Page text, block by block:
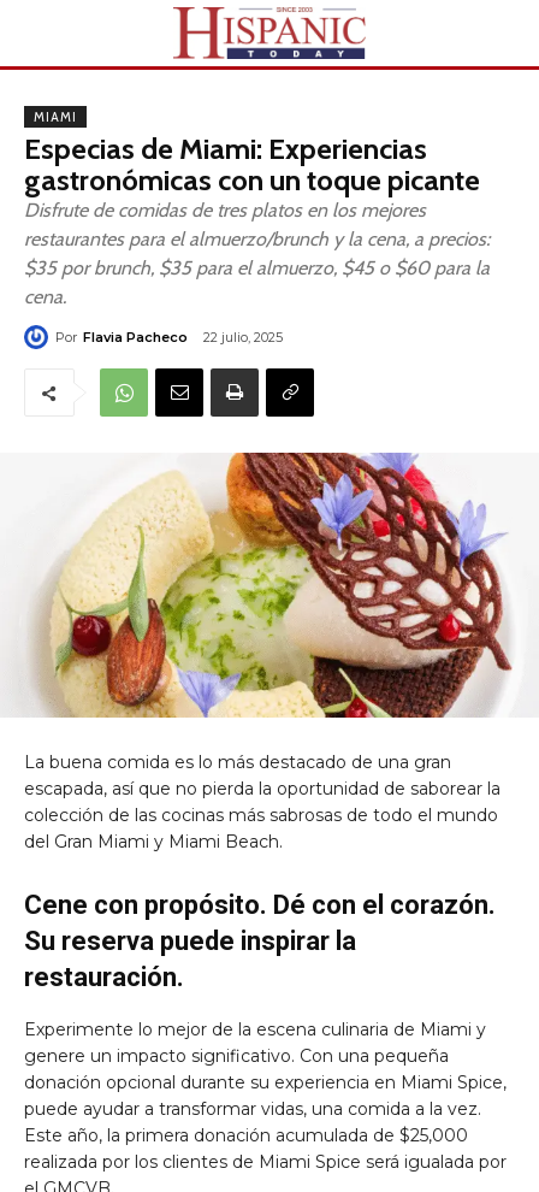
MIAMI
Especias de Miami: Experiencias
gastronómicas con un toque picante
Disfrute de comidas de tres platos en los mejores
restaurantes para el almuerzo/brunch y la cena, a precios:
$35 por brunch, $35 para el almuerzo, $45 o $60 para la
cena.
Por Flavia Pacheco 22 julio, 2025
La buena comida es lo más destacado de una gran
escapada, así que no pierda la oportunidad de saborear la
colección de las cocinas más sabrosas de todo el mundo
del Gran Miami y Miami Beach.
Cene con propósito. Dé con el corazón.
Su reserva puede inspirar la
restauración.
Experimente lo mejor de la escena culinaria de Miami y
genere un impacto significativo. Con una pequeña
donación opcional durante su experiencia en Miami Spice,
puede ayudar a transformar vidas, una comida a la vez.
Este año, la primera donación acumulada de $25,000
realizada por los clientes de Miami Spice será igualada por